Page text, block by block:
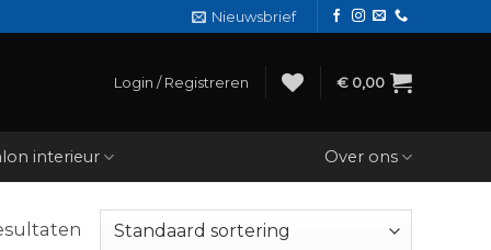
Nieuwsbrief
Login / Registreren € 0,00
interieur Over ons